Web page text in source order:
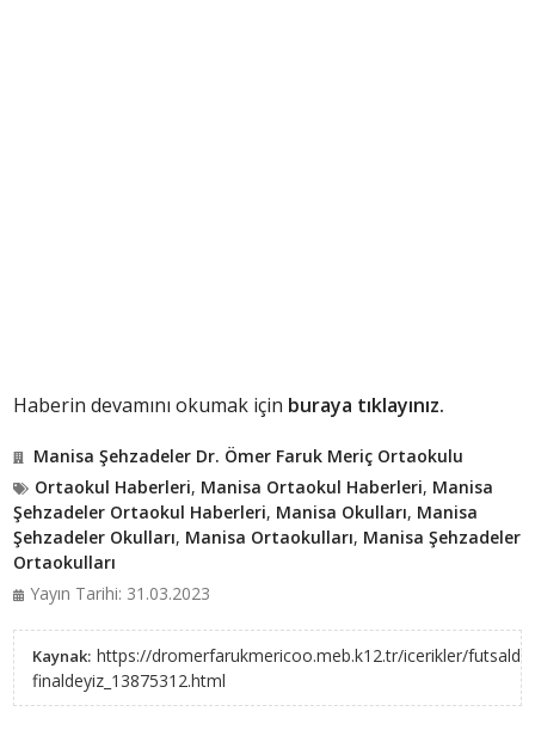
Haberin devamını okumak için buraya tıklayınız.
Manisa Şehzadeler Dr. Ömer Faruk Meriç Ortaokulu
Ortaokul Haberleri, Manisa Ortaokul Haberleri, Manisa
Şehzadeler Ortaokul Haberleri, Manisa Okulları, Manisa
Şehzadeler Okulları, Manisa Ortaokulları, Manisa Şehzadeler
Ortaokulları
Yayın Tarihi: 31.03.2023
Kaynak: https://dromerfarukmericoo.meb.k12.tr/icerikler/
finaldeyiz_13875312.html